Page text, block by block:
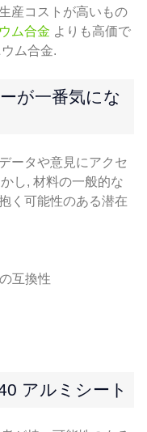
産コストが高いもの
ム合金 よりも高価で
ム合金.
が一番気にな
ータや意見にアクセ
し, 材料の一般的な
く可能性のある潜在
互換性
アルミシート